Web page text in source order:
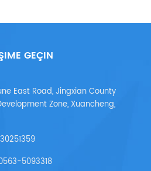
GEÇIN
East Road, Jingxian County
Zone, Xuancheng,
5093318